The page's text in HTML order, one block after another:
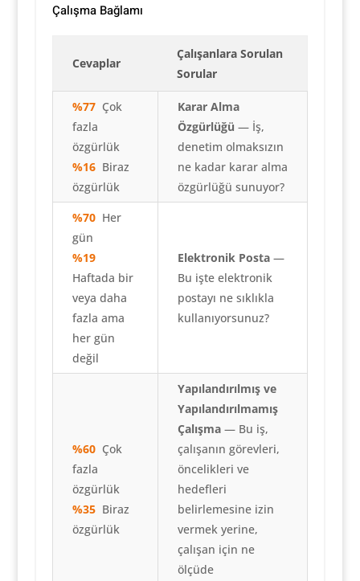
Çalışma Bağlamı
Cevaplar
Çalışanlara Sorulan
Sorular
%77Çok
fazla
özgürlük
%16Biraz
özgürlük
Karar Alma
Özgürlüğü — İş,
denetim olmaksızın
ne kadar karar alma
özgürlüğü sunuyor?
%70Her
gün
%19
Haftada bir
veya daha
fazla ama
her gün
değil
Elektronik Posta—
Bu işte elektronik
postayı ne sıklıkla
kullanıyorsunuz?
%60Çok
fazla
özgürlük
%35Biraz
özgürlük
Yapılandırılmış ve
Yapılandırılmamış
Çalışma— Bu iş,
çalışanın görevleri,
öncelikleri ve
hedefleri
belirlemesine izin
vermek yerine,
çalışan için ne
ölçüde